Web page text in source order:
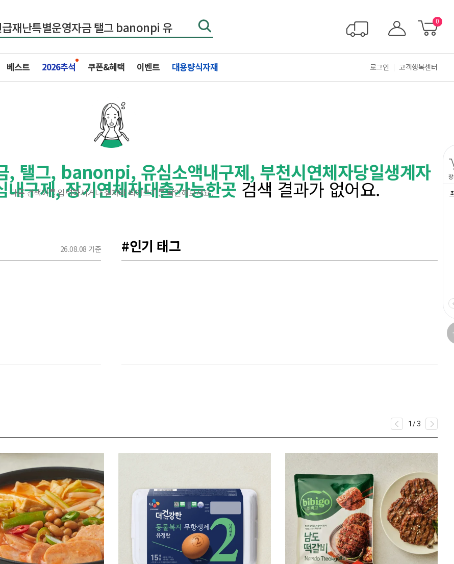
0
베스트 2026추석 쿠폰&혜택 이벤트 대용량식자재 로그인 고객행복센터
, 탤그, banonpi, 유심소액내구제, 부천시연체자당일생계자
구제, 장기연체자대출가능한곳 검색 결과가 없어요.
다른 검색어를 입력하시거나 철자와 띄어쓰기를 확인해보세요.
26.08.08 기준 #인기 태그
1 /3